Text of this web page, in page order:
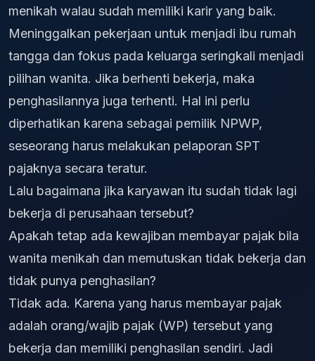
menikah walau sudah memiliki karir yang baik.
Meninggalkan pekerjaan untuk menjadi ibu rumah
tangga dan fokus pada keluarga seringkali menjadi
pilihan wanita. Jika berhenti bekerja, maka
penghasilannya juga terhenti. Hal ini perlu
diperhatikan karena sebagai pemilik NPWP,
seseorang harus melakukan pelaporan SPT
pajaknya secara teratur.
Lalu bagaimana jika karyawan itu sudah tidak lagi
bekerja di perusahaan tersebut?
Apakah tetap ada kewajiban membayar pajak bila
wanita menikah dan memutuskan tidak bekerja dan
tidak punya penghasilan?
Tidak ada. Karena yang harus membayar pajak
adalah orang/wajib pajak (WP) tersebut yang
bekerja dan memiliki penghasilan sendiri. Jadi